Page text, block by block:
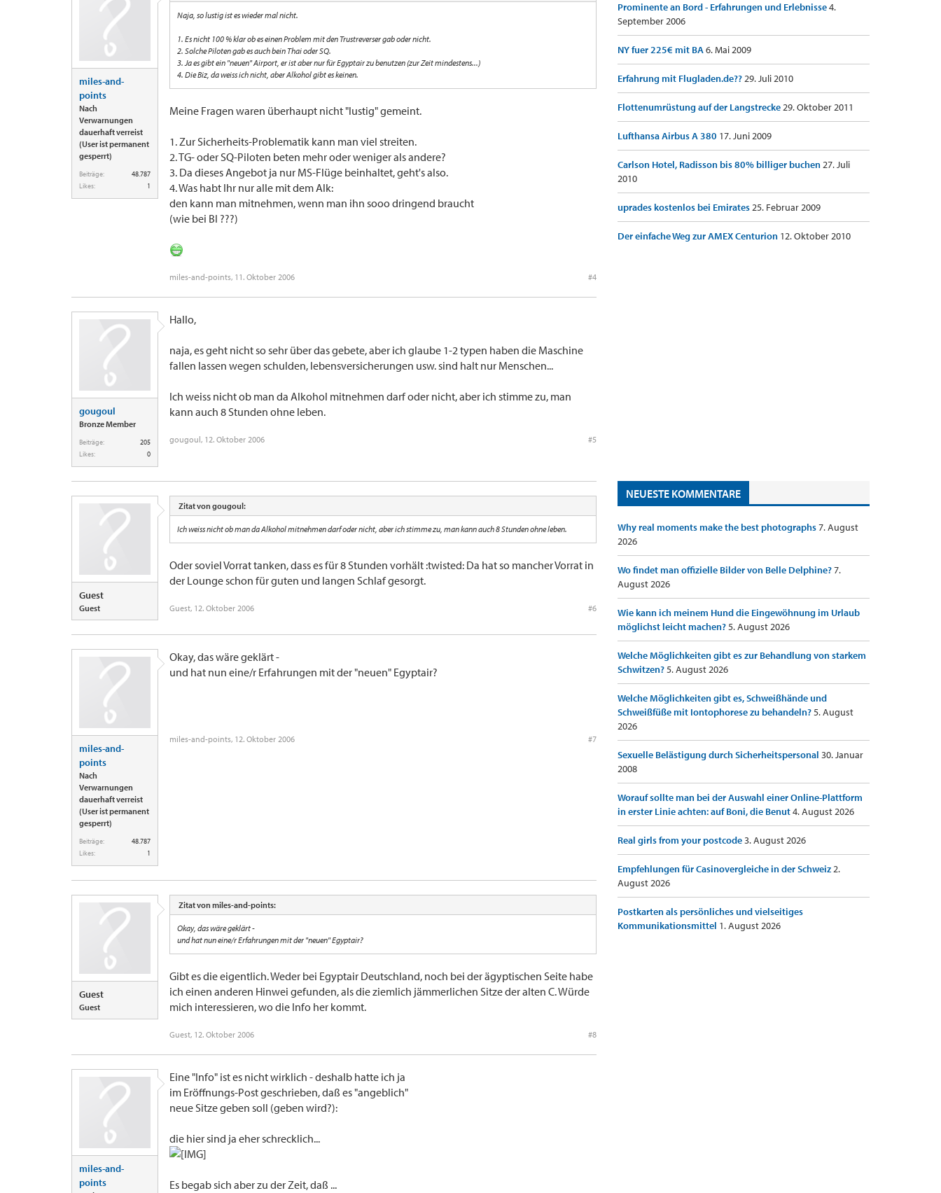
miles-and-
points
Nach
Verwarnungen
dauerhaft verreist
(User ist permanent
gesperrt)
Beiträge:
48.787
Likes:
1
Naja, so lustig ist es wieder mal nicht.
1. Es nicht 100 % klar ob es einen Problem mit den Trustreverser gab oder nicht.
2. Solche Piloten gab es auch bein Thai oder SQ.
3. Ja es gibt ein "neuen" Airport, er ist aber nur für Egyptair zu benutzen (zur Zeit mindestens...)
4. Die Biz, da weiss ich nicht, aber Alkohol gibt es keinen.
Meine Fragen waren überhaupt nicht "lustig" gemeint.
1. Zur Sicherheits-Problematik kann man viel streiten.
2. TG- oder SQ-Piloten beten mehr oder weniger als andere?
3. Da dieses Angebot ja nur MS-Flüge beinhaltet, geht's also.
4. Was habt Ihr nur alle mit dem Alk:
den kann man mitnehmen, wenn man ihn sooo dringend braucht
(wie bei BI ???)
miles-and-points, 11. Oktober 2006 #4
gougoul
Bronze Member
Beiträge:
205
Likes:
0
Hallo,
naja, es geht nicht so sehr über das gebete, aber ich glaube 1-2 typen haben die Maschine
fallen lassen wegen schulden, lebensversicherungen usw. sind halt nur Menschen...
Ich weiss nicht ob man da Alkohol mitnehmen darf oder nicht, aber ich stimme zu, man
kann auch 8 Stunden ohne leben.
gougoul, 12. Oktober 2006 #5
Guest
Guest
Zitat von gougoul:
Ich weiss nicht ob man da Alkohol mitnehmen darf oder nicht, aber ich stimme zu, man kann auch 8 Stunden ohne leben.
Oder soviel Vorrat tanken, dass es für 8 Stunden vorhält :twisted: Da hat so mancher Vorrat in
der Lounge schon für guten und langen Schlaf gesorgt.
Guest, 12. Oktober 2006 #6
miles-and-
points
Nach
Verwarnungen
dauerhaft verreist
(User ist permanent
gesperrt)
Beiträge:
48.787
Likes:
1
Okay, das wäre geklärt -
und hat nun eine/r Erfahrungen mit der "neuen" Egyptair?
miles-and-points, 12. Oktober 2006 #7
Guest
Guest
Zitat von miles-and-points:
Okay, das wäre geklärt -
und hat nun eine/r Erfahrungen mit der "neuen" Egyptair?
Gibt es die eigentlich. Weder bei Egyptair Deutschland, noch bei der ägyptischen Seite habe
ich einen anderen Hinwei gefunden, als die ziemlich jämmerlichen Sitze der alten C. Würde
mich interessieren, wo die Info her kommt.
Guest, 12. Oktober 2006 #8
miles-and-
points
Eine "Info" ist es nicht wirklich - deshalb hatte ich ja
im Eröffnungs-Post geschrieben, daß es "angeblich"
neue Sitze geben soll (geben wird?):
die hier sind ja eher schrecklich...
Es begab sich aber zu der Zeit, daß ...
Prominente an Bord - Erfahrungen und Erlebnisse4.
September 2006
NY fuer 225€ mit BA6. Mai 2009
Erfahrung mit Flugladen.de??29. Juli 2010
Flottenumrüstung auf der Langstrecke29. Oktober 2011
Lufthansa Airbus A 380 17. Juni 2009
Carlson Hotel, Radisson bis 80% billiger buchen27. Juli
2010
uprades kostenlos bei Emirates25. Februar 2009
Der einfache Weg zur AMEX Centurion 12. Oktober 2010
NEUESTE KOMMENTARE
Why real moments make the best photographs7. August
2026
Wo findet man offizielle Bilder von Belle Delphine?7.
August 2026
Wie kann ich meinem Hund die Eingewöhnung im Urlaub
möglichst leicht machen?5. August 2026
Welche Möglichkeiten gibt es zur Behandlung von starkem
Schwitzen?5. August 2026
Welche Möglichkeiten gibt es, Schweißhände und
Schweißfüße mit Iontophorese zu behandeln?5. August
2026
Sexuelle Belästigung durch Sicherheitspersonal 30. Januar
2008
Worauf sollte man bei der Auswahl einer Online-Plattform
in erster Linie achten: auf Boni, die Benut4. August 2026
Real girls from your postcode3. August 2026
Empfehlungen für Casinovergleiche in der Schweiz2.
August 2026
Postkarten als persönliches und vielseitiges
Kommunikationsmittel 1. August 2026